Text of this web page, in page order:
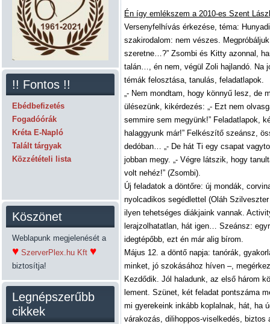
!! Fontos !!
Ebédbefizetés
Fogadóórák
Kréta E-Napló
Talált tárgyak
Közzétételi lista
Köszönet
Weblapunk megjelenését a
♥ SzerverPlex.hu Kft ♥
biztosítja!
Legnépszerűbb
cikkek
Én így emlékszem a 2010-es Szent
Versenyfelhívás érkezése, téma:
szakirodalom: nem vészes.
szeretne…?” Zsombi és Kitty azonnal,
talán…, én nem, végül Zoli hajlandó. Na
témák felosztása, tanulás, feladatlapok.
„- Nem mondtam, hogy könnyű lesz, de
ülésezünk, kikérdezés: „- Ezt nem
semmire sem megyünk!” Feladatlapok,
halaggyunk már!” Felkészítő szeánsz,
dedóban… „- De hát Ti egy csapat
jobban megy. „- Végre látszik, hogy
volt nehéz!” (Zsombi).
Új feladatok a döntőre: új mondák,
nyolcadikos segédlettel (Oláh
ilyen tehetséges diákjaink vannak.
lerajzolhatatlan, hát igen… Szeánsz:
idegtépőbb, ezt én már alig bírom.
Május 12. a döntő napja: tanórák,
minket, jó szokásához híven –,
Kezdődik. Jól haladunk, az első három
lement. Szünet, két feladat pontszáma
mi gyerekeink inkább koplalnak, hát, ha
várakozás, dilihoppos-viselkedés, biztos